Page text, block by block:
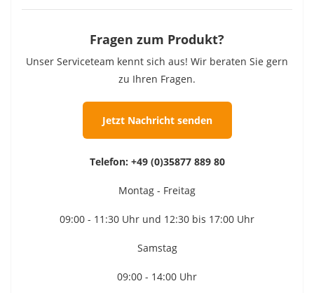
Fragen zum Produkt?
Unser Serviceteam kennt sich aus! Wir beraten Sie gern
zu Ihren Fragen.
Jetzt Nachricht senden
Telefon: +49 (0)35877 889 80
Montag - Freitag
09:00 - 11:30 Uhr und 12:30 bis 17:00 Uhr
Samstag
09:00 - 14:00 Uhr